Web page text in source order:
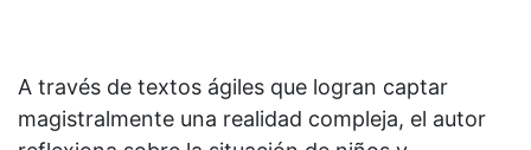
A través de textos ágiles que logran captar
magistralmente una realidad compleja, el autor